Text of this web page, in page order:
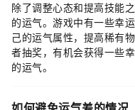
除了调整心态和提高技能
的运气。游戏中有一些幸
己的运气属性，提高稀有
者抽奖，有机会获得一些
的运气。